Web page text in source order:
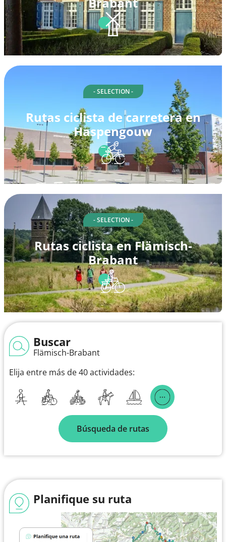
- SELECTION -
Rutas ciclista de carretera en
Haspengouw
- SELECTION -
Rutas ciclista en Flämisch-
Brabant
Buscar
Flämisch-Brabant
Elija entre más de 40 actividades:
Búsqueda de rutas
Planifique su ruta